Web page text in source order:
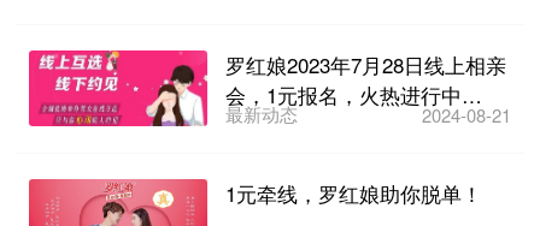
罗红娘2023年7月28日线上相亲
会，1元报名，火热进行中…
最新动态 2024-08-21
1元牵线，罗红娘助你脱单！